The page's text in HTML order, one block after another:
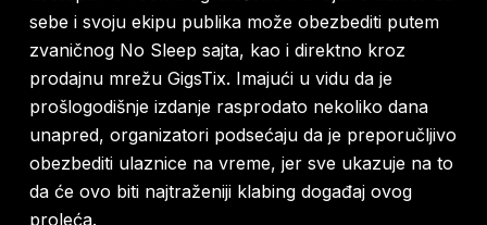
sebe i svoju ekipu publika može obezbediti putem
zvaničnog No Sleep sajta, kao i direktno kroz
prodajnu mrežu GigsTix. Imajući u vidu da je
prošlogodišnje izdanje rasprodato nekoliko dana
unapred, organizatori podsećaju da je preporučljivo
obezbediti ulaznice na vreme, jer sve ukazuje na to
da će ovo biti najtraženiji klabing događaj ovog
proleća.